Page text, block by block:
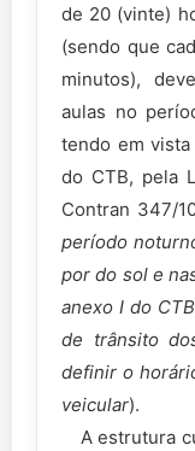
de 20 (vinte)
(sendo que
minutos),
aulas no
tendo em
do CTB, pela
Contran 347/
período
por do sol e
anexo I do
de trânsito
definir o
veicular).
A estrutura